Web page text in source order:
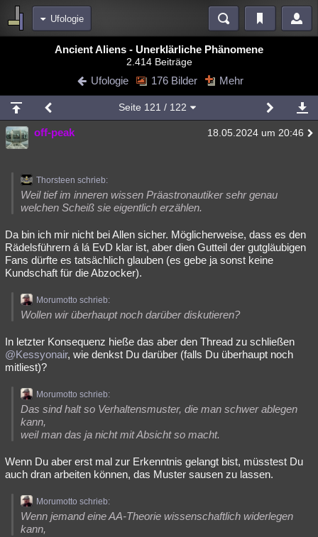
Ufologie
Blogs Videos
Chat Wiki Neuigkeiten
meine Rubriken
Menschen Mystery Kriminalfälle
Natur Umfragen Unterhaltung
weitere Rubriken
Philosophie Träume Orte Esoterik Literatur
Astronomie Helpdesk Gruppen Gaming Filme
Übersichten
Lesenswert Schlüsselwörter
Ancient Aliens - Unerklärliche Phänomene
2.414 Beiträge
Ufologie 176 Bilder Mehr
Seite 121 / 122
off-peak 18.05.2024 um 20:46
Thorsteen schrieb:
Weil tief im inneren wissen Präastronautiker sehr genau
welchen Scheiß sie eigentlich erzählen.
Da bin ich mir nicht bei Allen sicher. Möglicherweise, dass es den
Rädelsführern á lá EvD klar ist, aber dien Gutteil der gutgläubigen
Fans dürfte es tatsächlich glauben (es gebe ja sonst keine
Kundschaft für die Abzocker).
Morumotto schrieb:
Wollen wir überhaupt noch darüber diskutieren?
In letzter Konsequenz hieße das aber den Thread zu schließen
@Kessyonair, wie denkst Du darüber (falls Du überhaupt noch
mitliest)?
Morumotto schrieb:
Das sind halt so Verhaltensmuster, die man schwer ablegen
kann,
weil man das ja nicht mit Absicht so macht.
Wenn Du aber erst mal zur Erkenntnis gelangt bist, müsstest Du
auch dran arbeiten können, das Muster sausen zu lassen.
Morumotto schrieb:
Wenn jemand eine AA-Theorie wissenschaftlich widerlegen
kann,